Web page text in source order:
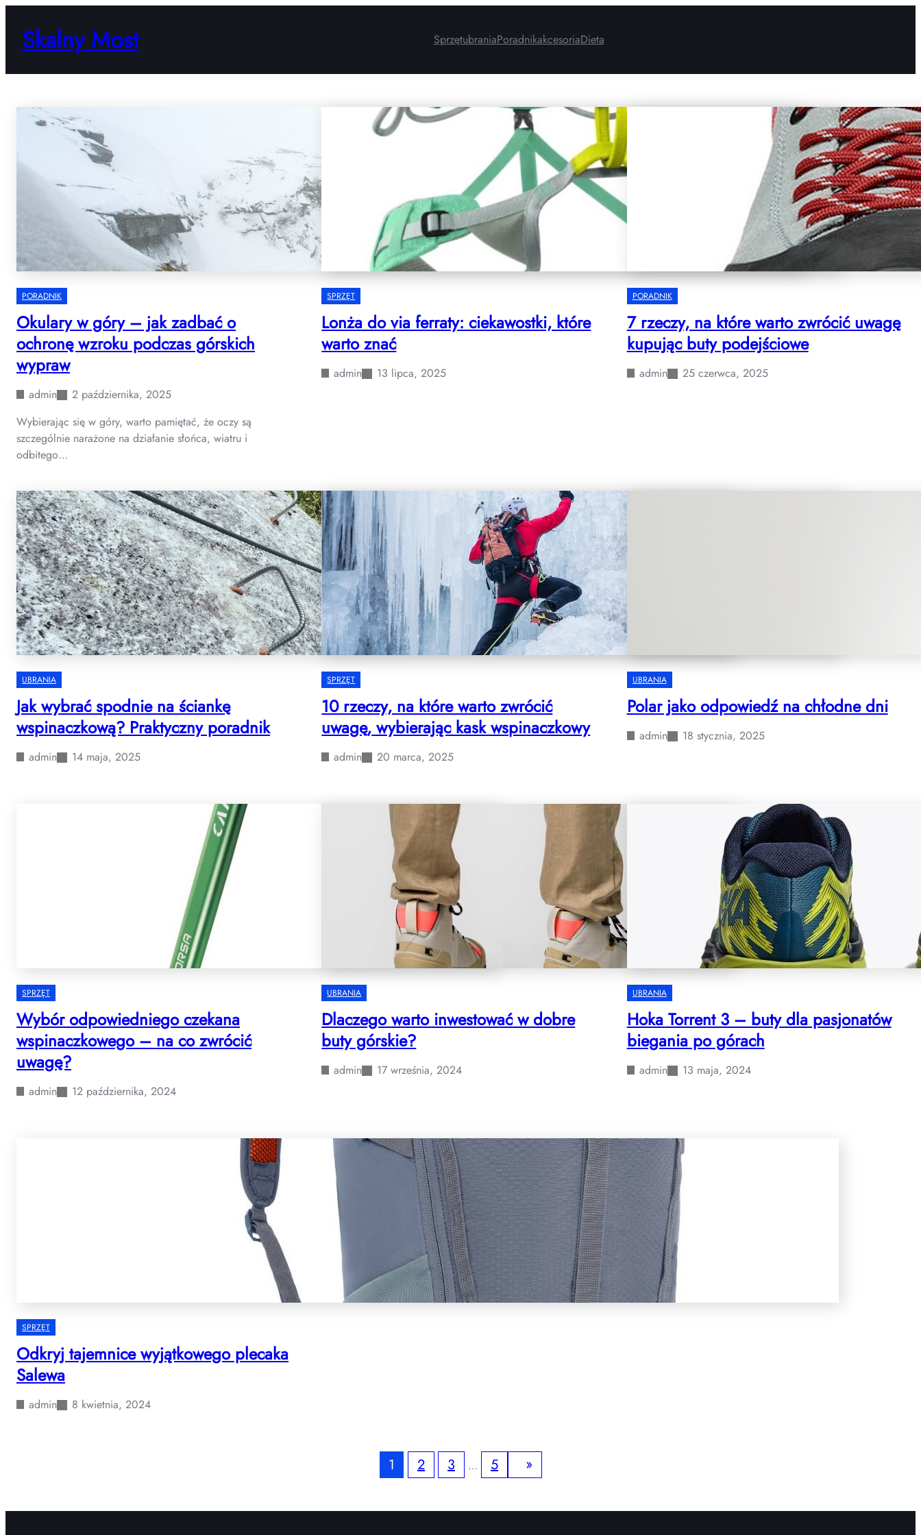
treściSkalny Most SprzętubraniaPoradnikakcesoriaDieta
PORADNIK
Okulary w góry – jak zadbać o
ochronę wzroku podczas górskich
wypraw
admin
2 października, 2025
Wybierając się w góry, warto pamiętać, że oczy są
szczególnie narażone na działanie słońca, wiatru i
odbitego…
SPRZĘT
Lonża do via ferraty: ciekawostki, które
warto znać
admin 13 lipca, 2025
PORADNIK
7 rzeczy, na które warto zwrócić uwagę
kupując buty podejściowe
admin 25 czerwca, 2025
UBRANIA
Jak wybrać spodnie na ściankę
wspinaczkową? Praktyczny poradnik
admin 14 maja, 2025
SPRZĘT
10 rzeczy, na które warto zwrócić
uwagę, wybierając kask wspinaczkowy
admin 20 marca, 2025
UBRANIA
Polar jako odpowiedź na chłodne dni
admin 18 stycznia, 2025
SPRZĘT
Wybór odpowiedniego czekana
wspinaczkowego – na co zwrócić
uwagę?
admin 12 października, 2024
UBRANIA
Dlaczego warto inwestować w dobre
buty górskie?
admin 17 września, 2024
UBRANIA
Hoka Torrent 3 – buty dla pasjonatów
biegania po górach
admin 13 maja, 2024
SPRZĘT
Odkryj tajemnice wyjątkowego plecaka
Salewa
admin 8 kwietnia, 2024
1 2 3 … 5 »